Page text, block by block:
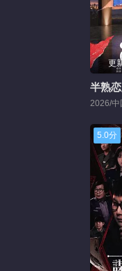
更
半熟
2026/中
5.0分